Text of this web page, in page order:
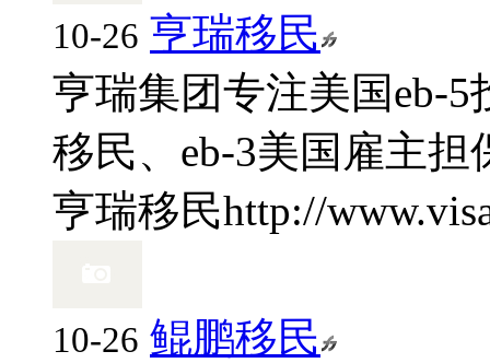
10-26 亨瑞移民
亨瑞集团专注美国eb-5
移民、eb-3美国雇主
亨瑞移民http://
10-26 鲲鹏移民